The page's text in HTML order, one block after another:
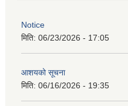
Notice
मिति: 06/23/2026 - 17:05
आशयको सूचना
मिति: 06/16/2026 - 19:35